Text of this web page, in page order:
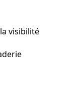
visibilité